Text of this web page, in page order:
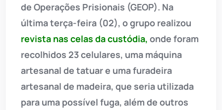
de Operações Prisionais (GEOP). Na
última terça-feira (02), o grupo realizou
revista nas celas da custódia, onde foram
recolhidos 23 celulares, uma máquina
artesanal de tatuar e uma furadeira
artesanal de madeira, que seria utilizada
para uma possível fuga, além de outros